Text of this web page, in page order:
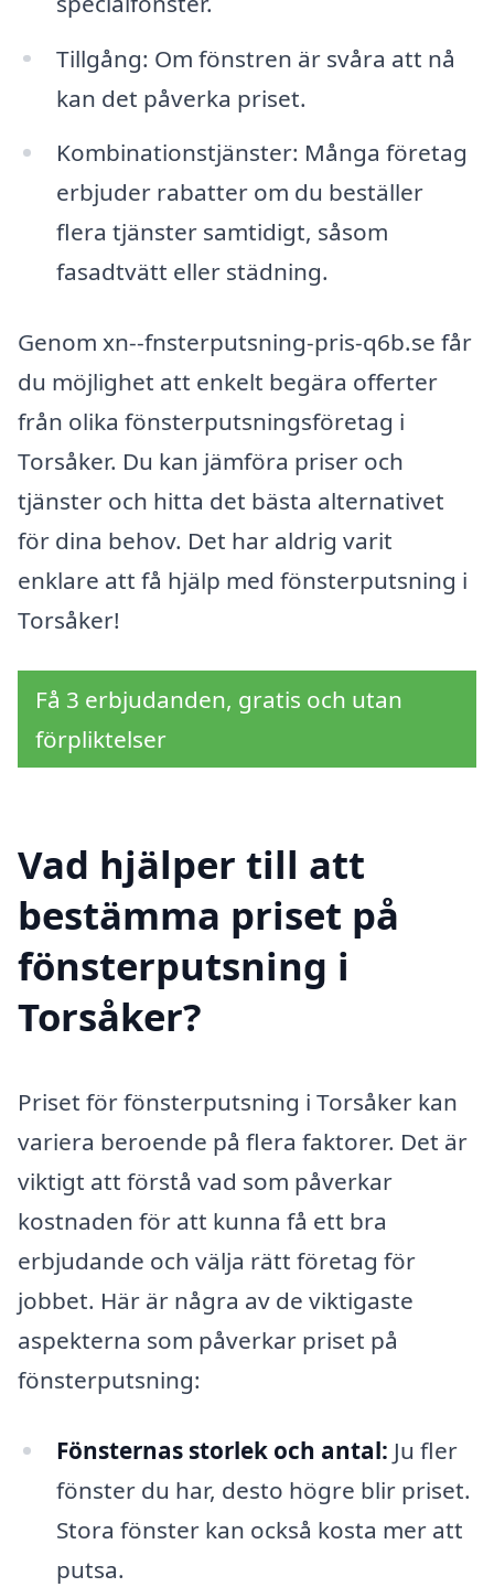
Tillgång: Om fönstren är svåra att nå
kan det påverka priset.
Kombinationstjänster: Många företag
erbjuder rabatter om du beställer
flera tjänster samtidigt, såsom
fasadtvätt eller städning.
Genom xn--fnsterputsning-pris-q6b.se får
du möjlighet att enkelt begära offerter
från olika fönsterputsningsföretag i
Torsåker. Du kan jämföra priser och
tjänster och hitta det bästa alternativet
för dina behov. Det har aldrig varit
enklare att få hjälp med fönsterputsning i
Torsåker!
Få 3 erbjudanden, gratis och utan
förpliktelser
Vad hjälper till att
bestämma priset på
fönsterputsning i
Torsåker?
Priset för fönsterputsning i Torsåker kan
variera beroende på flera faktorer. Det är
viktigt att förstå vad som påverkar
kostnaden för att kunna få ett bra
erbjudande och välja rätt företag för
jobbet. Här är några av de viktigaste
aspekterna som påverkar priset på
fönsterputsning:
Fönsternas storlek och antal: Ju fler
fönster du har, desto högre blir priset.
Stora fönster kan också kosta mer att
putsa.